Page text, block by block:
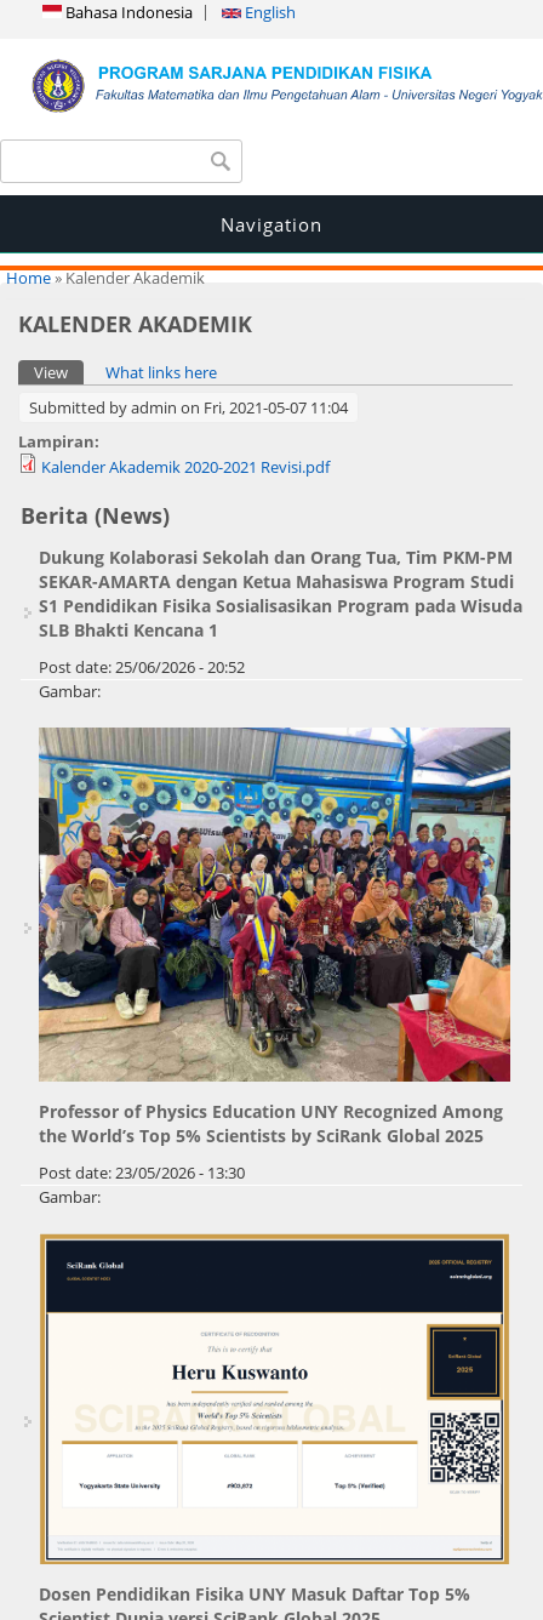
Bahasa Indonesia English
Search form
Navigation
You are here
Home» Kalender Akademik
KALENDER AKADEMIK
Primary tabs
View (active tab)
What links here
Submitted byadmin on Fri, 2021-05-07 11:04
Lampiran:
Kalender Akademik 2020-2021 Revisi.pdf
Berita (News)
Dukung Kolaborasi Sekolah dan Orang Tua, Tim PKM-PM
SEKAR-AMARTA dengan Ketua Mahasiswa Program Studi
S1 Pendidikan Fisika Sosialisasikan Program pada Wisuda
SLB Bhakti Kencana 1
Post date:25/06/2026 - 20:52
Gambar:
Professor of Physics Education UNY Recognized Among
the World’s Top 5% Scientists by SciRank Global 2025
Post date:23/05/2026 - 13:30
Gambar:
Dosen Pendidikan Fisika UNY Masuk Daftar Top 5%